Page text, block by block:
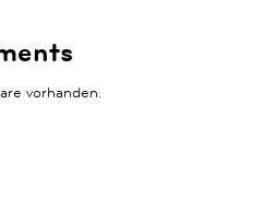
vorhanden.